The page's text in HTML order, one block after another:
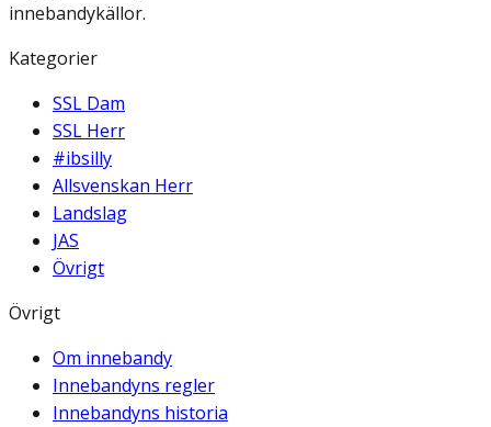
innebandykällor.
Kategorier
SSL Dam
SSL Herr
#ibsilly
Allsvenskan Herr
Landslag
JAS
Övrigt
Övrigt
Om innebandy
Innebandyns regler
Innebandyns historia